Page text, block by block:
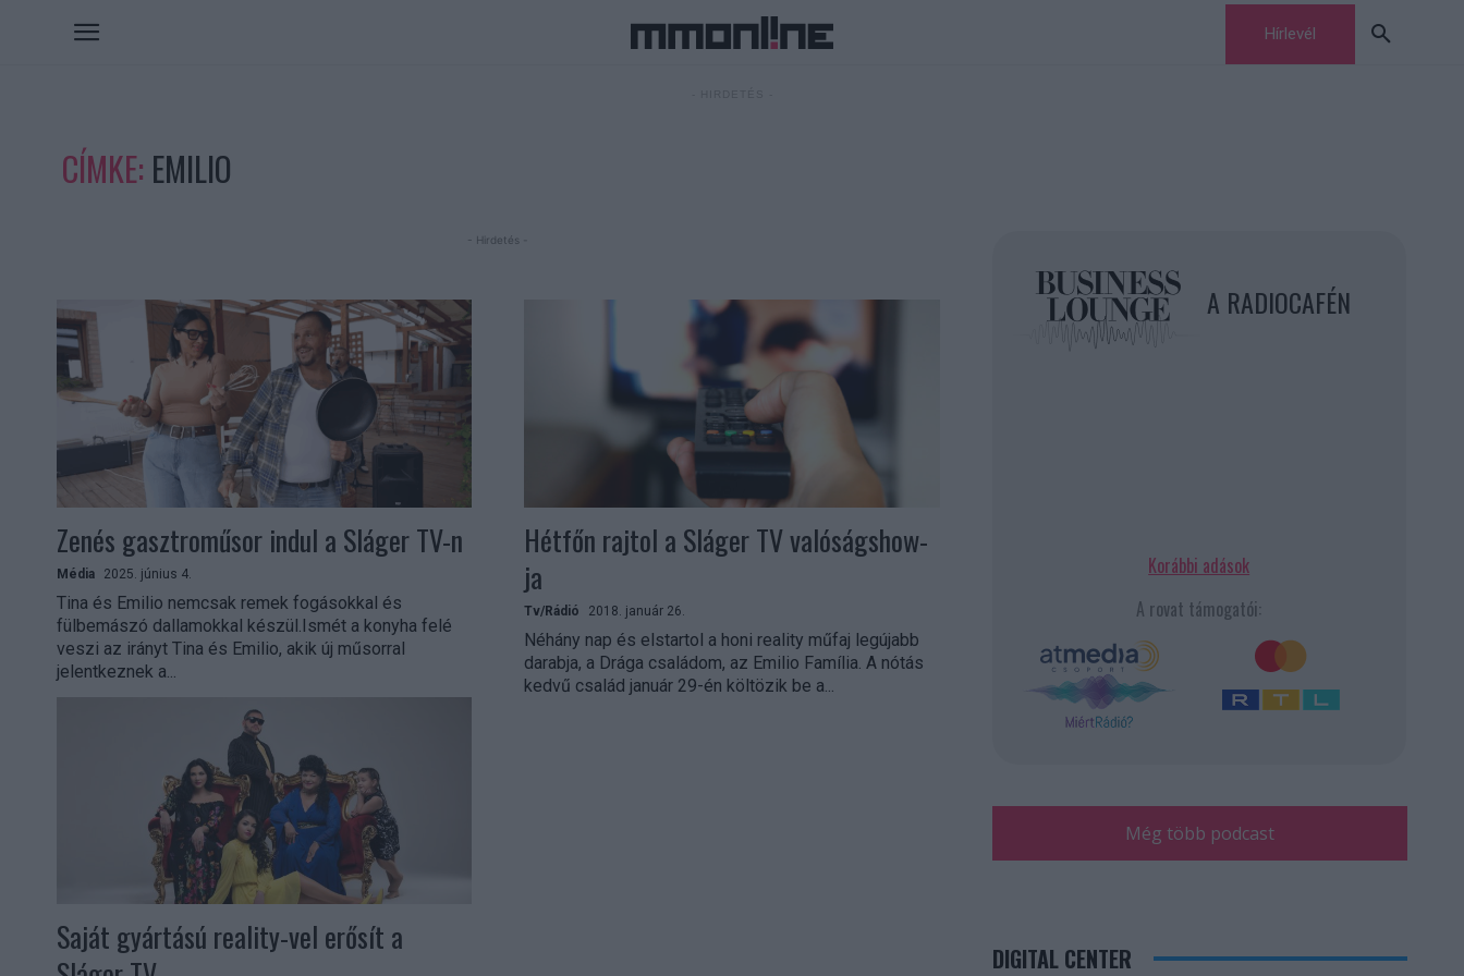
Hírlevél
CÍMKE: EMILIO
- Hirdetés -
Zenés gasztroműsor indul a Sláger TV-n
Média 2025. június 4.
Tina és Emilio nemcsak remek fogásokkal és
fülbemászó dallamokkal készül.Ismét a konyha felé
veszi az irányt Tina és Emilio, akik új műsorral
jelentkeznek a...
Hétfőn rajtol a Sláger TV valóságshow-
ja
Tv/Rádió 2018. január 26.
Néhány nap és elstartol a honi reality műfaj legújabb
darabja, a Drága családom, az Emilio Família. A nótás
kedvű család január 29-én költözik be a...
Saját gyártású reality-vel erősít a
A RADIOCAFÉN
Korábbi adások
A rovat támogatói:
Még több podcast
DIGITAL CENTER